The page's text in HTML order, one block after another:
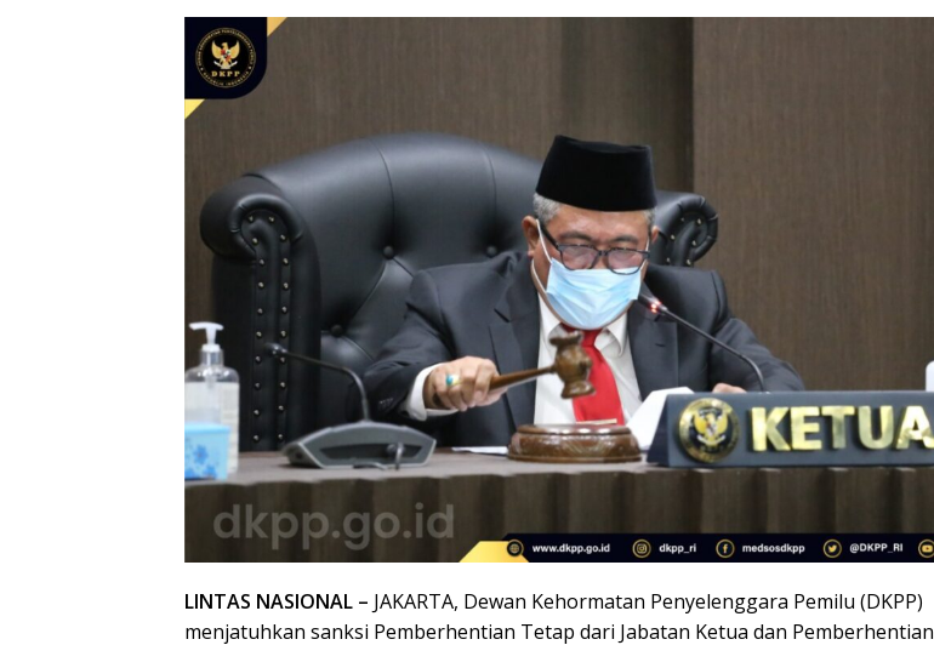
LINTAS NASIONAL – JAKARTA, Dewan Kehormatan Penyelenggara Pemilu (DKPP)
menjatuhkan sanksi Pemberhentian Tetap dari Jabatan Ketua dan Pemberhentian